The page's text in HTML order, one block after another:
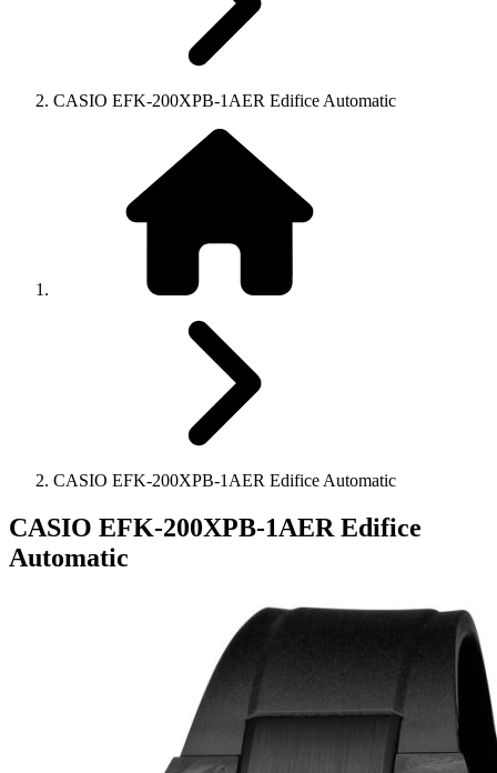
CASIO EFK-200XPB-1AER Edifice Automatic
CASIO EFK-200XPB-1AER Edifice Automatic
CASIO EFK-200XPB-1AER Edifice
Automatic